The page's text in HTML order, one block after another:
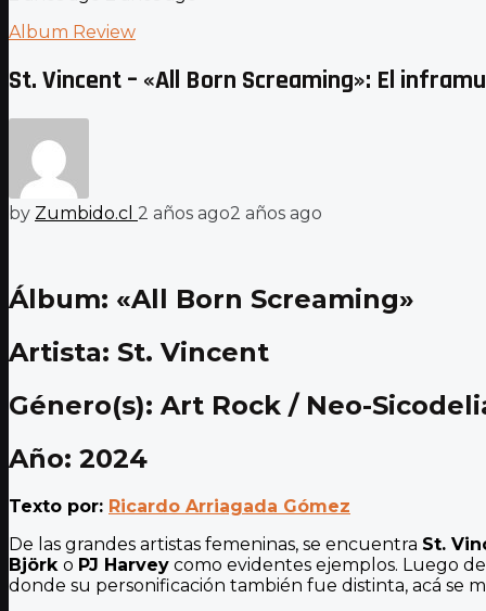
Album Review
St. Vincent – «All Born Screaming»: El
by Zumbido.cl 2 años ago2 años ago
Álbum: «All Born Screaming»
Artista: St. Vincent
Género(s): Art Rock / Neo-
Año: 2024
Texto por: Ricardo Arriagada Gómez
De las grandes artistas femeninas, se encuentra St.
Björk o PJ Harvey como evidentes ejemplos. Luego
donde su personificación también fue distinta, acá se